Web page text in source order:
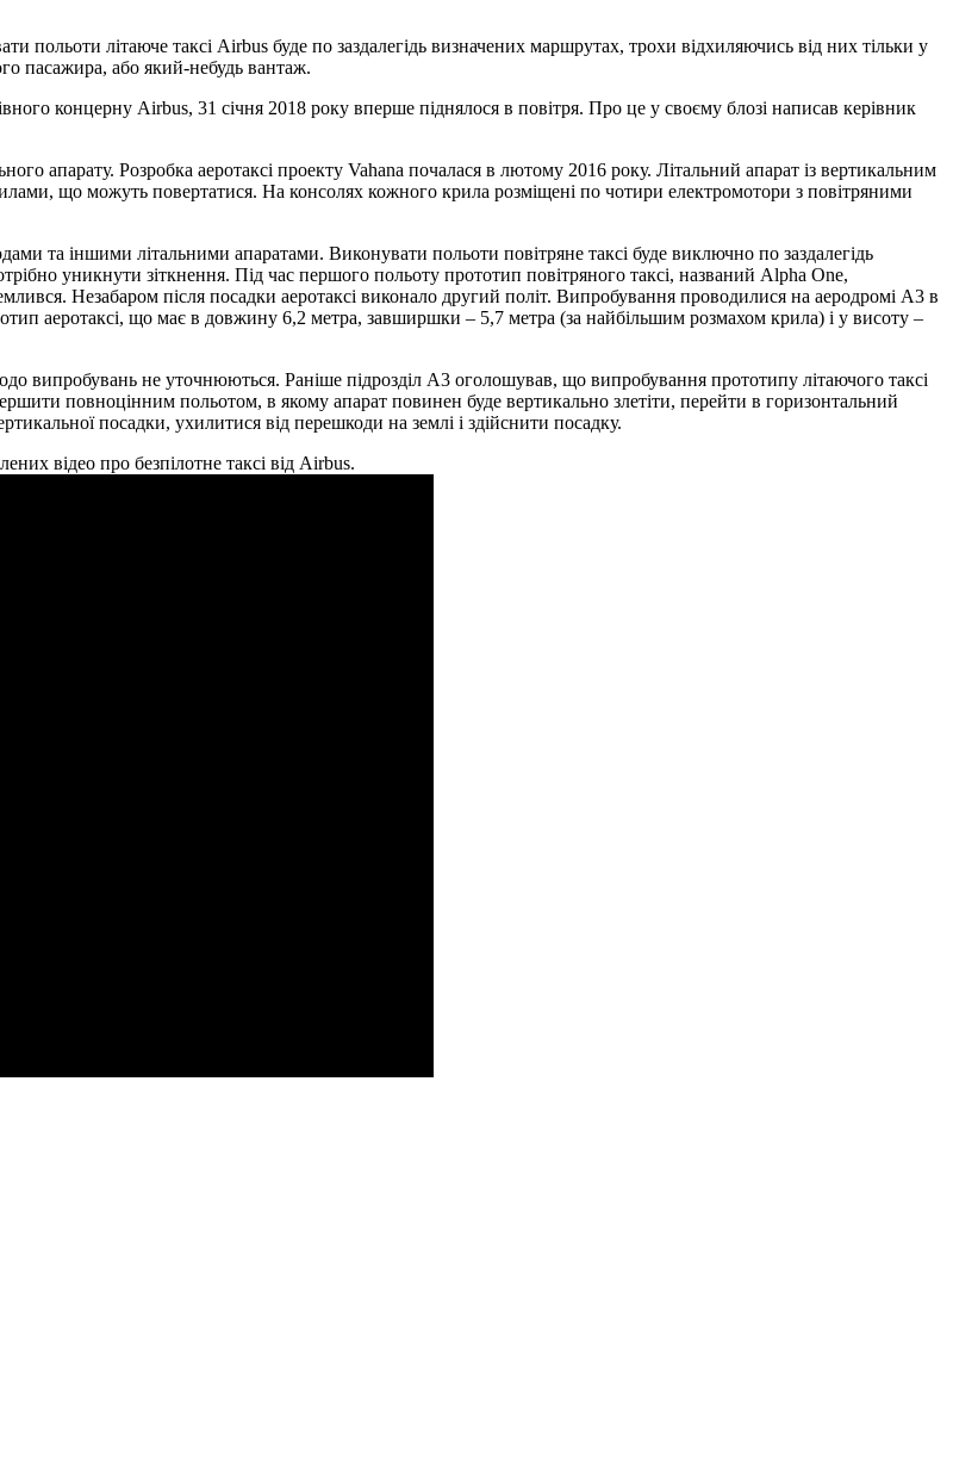
польоти літаюче таксі Airbus буде по заздалегідь визначених маршрутах, трохи відхиляючись від них тільки у
пасажира, або який-небудь вантаж.
концерну Airbus, 31 січня 2018 року вперше піднялося в повітря. Про це у своєму блозі написав керівник
апарату. Розробка аеротаксі проекту Vahana почалася в лютому 2016 року. Літальний апарат із вертикальним
що можуть повертатися. На консолях кожного крила розміщені по чотири електромотори з повітряними
та іншими літальними апаратами. Виконувати польоти повітряне таксі буде виключно по заздалегідь
уникнути зіткнення. Під час першого польоту прототип повітряного таксі, названий Alpha One,
Незабаром після посадки аеротаксі виконало другий політ. Випробування проводилися на аеродромі A3 в
аеротаксі, що має в довжину 6,2 метра, завширшки – 5,7 метра (за найбільшим розмахом крила) і у висоту –
випробувань не уточнюються. Раніше підрозділ A3 оголошував, що випробування прототипу літаючого таксі
повноцінним польотом, в якому апарат повинен буде вертикально злетіти, перейти в горизонтальний
посадки, ухилитися від перешкоди на землі і здійснити посадку.
відео про безпілотне таксі від Airbus.